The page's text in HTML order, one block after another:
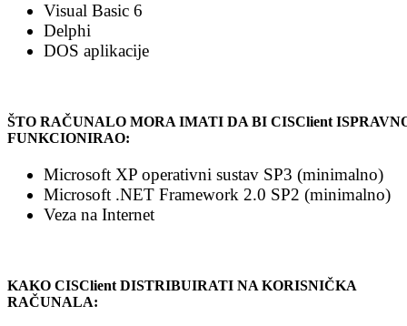
Visual Basic 6
Delphi
DOS aplikacije
ŠTO RAČUNALO MORA IMATI DA BI CISClient
FUNKCIONIRAO:
Microsoft XP operativni sustav SP3 (minimalno)
Microsoft .NET Framework 2.0 SP2 (minimalno)
Veza na Internet
KAKO CISClient DISTRIBUIRATI NA KORISNIČKA
RAČUNALA: